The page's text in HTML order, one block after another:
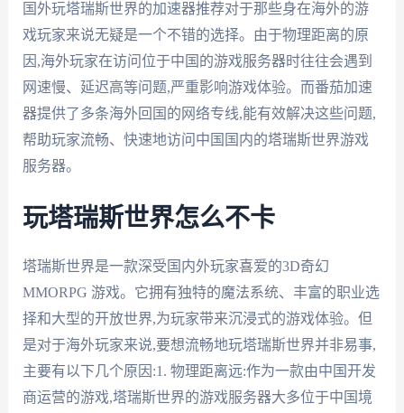
国外玩塔瑞斯世界的加速器推荐对于那些身在海外的游
戏玩家来说无疑是一个不错的选择。由于物理距离的原
因,海外玩家在访问位于中国的游戏服务器时往往会遇到
网速慢、延迟高等问题,严重影响游戏体验。而番茄加速
器提供了多条海外回国的网络专线,能有效解决这些问题,
帮助玩家流畅、快速地访问中国国内的塔瑞斯世界游戏
服务器。
玩塔瑞斯世界怎么不卡
塔瑞斯世界是一款深受国内外玩家喜爱的3D奇幻
MMORPG 游戏。它拥有独特的魔法系统、丰富的职业选
择和大型的开放世界,为玩家带来沉浸式的游戏体验。但
是对于海外玩家来说,要想流畅地玩塔瑞斯世界并非易事,
主要有以下几个原因:1. 物理距离远:作为一款由中国开发
商运营的游戏,塔瑞斯世界的游戏服务器大多位于中国境